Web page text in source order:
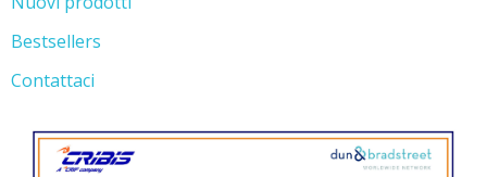
Bestsellers
Contattaci